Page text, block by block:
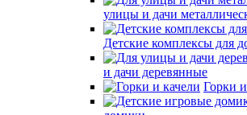
улицы и дачи
Детские комплексы для
и дачи деревянные
Горки